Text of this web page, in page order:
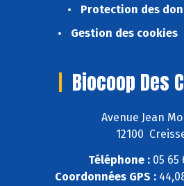
Protection des
Gestion des cookies
Biocoop Des
Avenue Jean
12100
Téléphone :05 65
Coordonnées GPS :